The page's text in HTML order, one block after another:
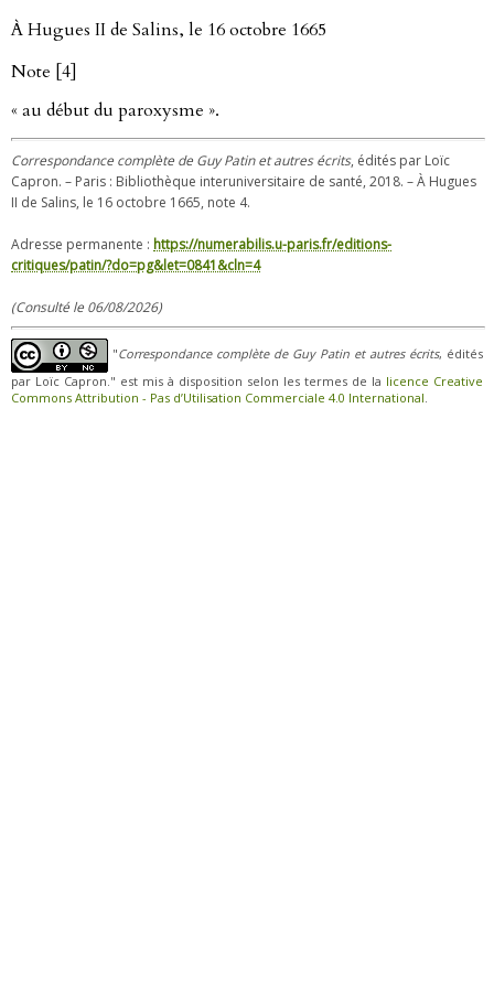
À Hugues II de Salins, le 16 octobre 1665
Note [4]
« au début du paroxysme ».
Correspondance complète de Guy Patin et autres écrits, édités par Loïc
Capron. – Paris : Bibliothèque interuniversitaire de santé, 2018. – À Hugues
II de Salins, le 16 octobre 1665, note 4.
Adresse permanente : https://numerabilis.u-paris.fr/editions-
critiques/patin/?do=pg&let=0841&cln=4
(Consulté le 06/08/2026)
"Correspondance complète de Guy Patin et autres écrits, édités
par Loïc Capron." est mis à disposition selon les termes de la licence Creative
Commons Attribution - Pas d’Utilisation Commerciale 4.0 International.